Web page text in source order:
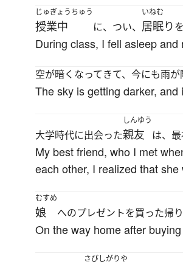
じゅぎょうちゅう
授業中 に、つい、
いねむ
居眠り
During class, I fell asleep
空が暗くなってきて、今にも雨が
The sky is getting darker,
大学時代に出会った
しんゆう
親友 は、
My best friend, who I met
each other, I realized that
むすめ
娘 へのプレゼントを買った帰
On the way home after
さびしがりや